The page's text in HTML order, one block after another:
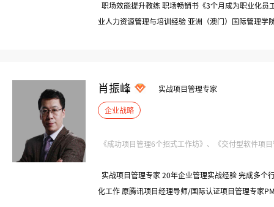
职场效能提升教练 职场畅销书《3个月成为职业化员
业人力资源管理与培训经验 亚洲（澳门）国际管理学
大学/福建省金融职业技术学院特聘讲师
肖振峰 实战项目管理专家
企业战略
《成功项目管理6个招式工作坊》、《交付型软件项
实战项目管理专家 20年企业管理实战经验 完成多个
化工作 原腾讯项目经理导师/国际认证项目管理专家